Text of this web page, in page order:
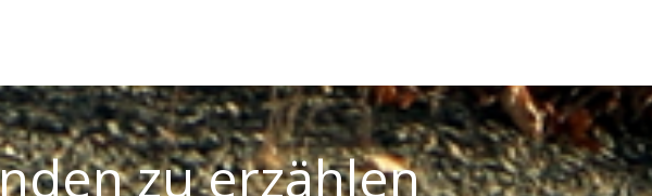
zu erzählen